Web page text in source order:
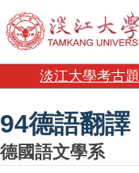
94德語翻譯
淡江大學考古題
94德語翻譯
德國語文學系